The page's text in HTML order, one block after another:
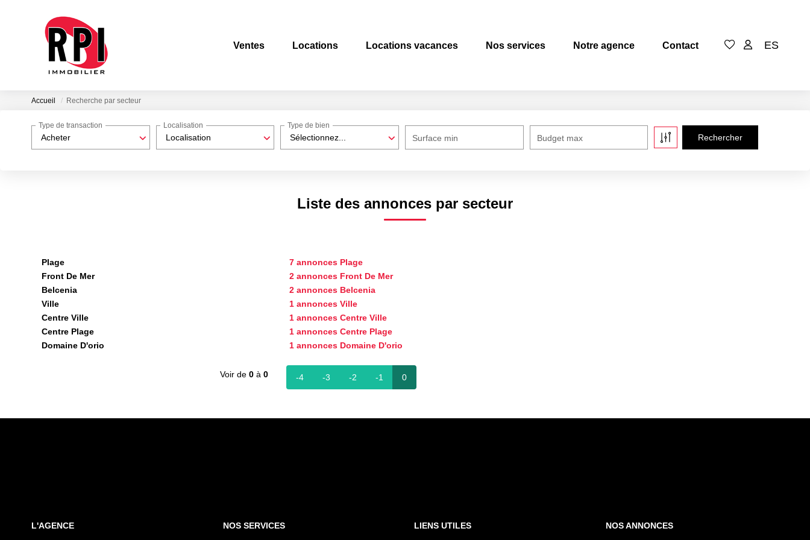
Ventes Locations Locations vacances Nos services Notre agence Contact ES
Accueil Recherche par secteur
Acheter
Type de transaction
Localisation
Localisation
Sélectionnez...
Type de bien
Surface min Budget max
Liste des annonces par secteur
Plage
7 annonces Plage
Front De Mer
2 annonces Front De Mer
Belcenia
2 annonces Belcenia
Ville
1 annonces Ville
Centre Ville
1 annonces Centre Ville
Centre Plage
1 annonces Centre Plage
Domaine D'orio
1 annonces Domaine D'orio
Voir de0 à0 -4 -3 -2 -1 0
L'AGENCE
NOS SERVICES
LIENS UTILES
NOS ANNONCES